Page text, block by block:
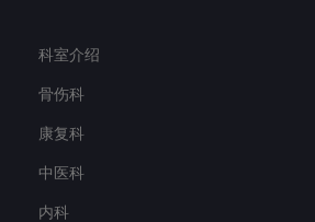
科室介绍
骨伤科
康复科
中医科
内科